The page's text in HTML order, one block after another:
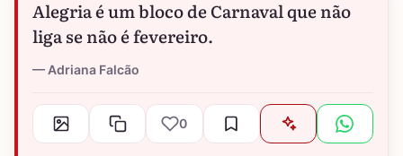
Alegria é um bloco de Carnaval que não
liga se não é fevereiro.
Adriana Falcão
0